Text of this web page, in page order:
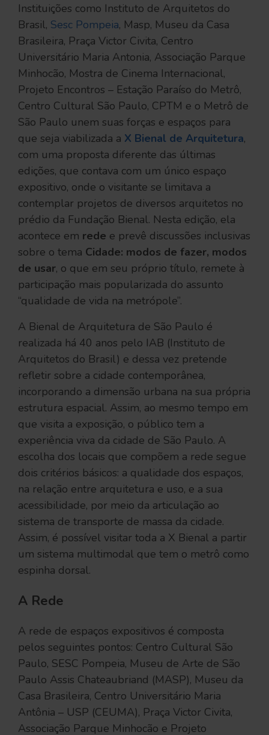
Instituições como Instituto de Arquitetos do
Brasil, Sesc Pompeia, Masp, Museu da Casa
Brasileira, Praça Victor Civita, Centro
Universitário Maria Antonia, Associação Parque
Minhocão, Mostra de Cinema Internacional,
Projeto Encontros – Estação Paraíso do Metrô,
Centro Cultural São Paulo, CPTM e o Metrô de
São Paulo unem suas forças e espaços para
que seja viabilizada a X Bienal de Arquitetura,
com uma proposta diferente das últimas
edições, que contava com um único espaço
expositivo, onde o visitante se limitava a
contemplar projetos de diversos arquitetos no
prédio da Fundação Bienal. Nesta edição, ela
acontece em rede e prevê discussões inclusivas
sobre o tema Cidade: modos de fazer, modos
de usar, o que em seu próprio título, remete à
participação mais popularizada do assunto
“qualidade de vida na metrópole”.
A Bienal de Arquitetura de São Paulo é
realizada há 40 anos pelo IAB (Instituto de
Arquitetos do Brasil) e dessa vez pretende
refletir sobre a cidade contemporânea,
incorporando a dimensão urbana na sua própria
estrutura espacial. Assim, ao mesmo tempo em
que visita a exposição, o público tem a
experiência viva da cidade de São Paulo. A
escolha dos locais que compõem a rede segue
dois critérios básicos: a qualidade dos espaços,
na relação entre arquitetura e uso, e a sua
acessibilidade, por meio da articulação ao
sistema de transporte de massa da cidade.
Assim, é possível visitar toda a X Bienal a partir
um sistema multimodal que tem o metrô como
espinha dorsal.
A Rede
A rede de espaços expositivos é composta
pelos seguintes pontos: Centro Cultural São
Paulo, SESC Pompeia, Museu de Arte de São
Paulo Assis Chateaubriand (MASP), Museu da
Casa Brasileira, Centro Universitário Maria
Antônia – USP (CEUMA), Praça Victor Civita,
Associação Parque Minhocão e Projeto